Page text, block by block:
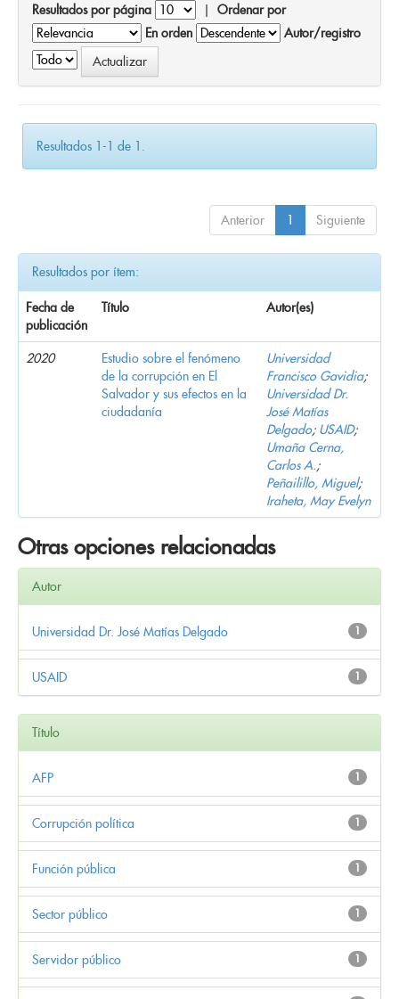
Resultados por página | Ordenar por
En orden
Autor/registro
Resultados 1-1 de 1.
Anterior 1 Siguiente
Resultados por ítem:
Fecha de
publicación
Título Autor(es)
2020
Estudio sobre el fenómeno
de la corrupción en El
Salvador y sus efectos en la
ciudadanía
Universidad
Francisco Gavidia;
Universidad Dr.
José Matías
Delgado; USAID;
Umaña Cerna,
Carlos A.;
Peñailillo, Miguel;
Iraheta, May Evelyn
Otras opciones relacionadas
Autor
1
Universidad Dr. José Matías Delgado
1
USAID
Título
1
AFP
1
Corrupción política
1
Función pública
1
Sector público
1
Servidor público